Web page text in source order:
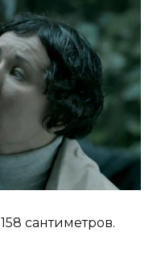
158 сантиметров.